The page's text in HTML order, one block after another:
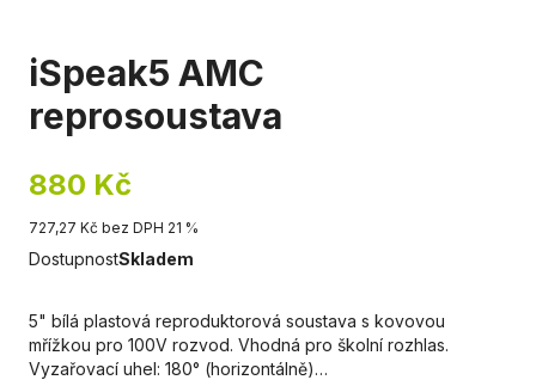
iSpeak5 AMC
reprosoustava
880 Kč
727,27 Kč bez DPH 21 %
DostupnostSkladem
5" bílá plastová reproduktorová soustava s kovovou
mřížkou pro 100V rozvod. Vhodná pro školní rozhlas.
Vyzařovací uhel: 180° (horizontálně)…